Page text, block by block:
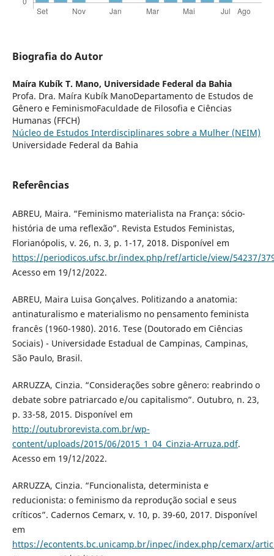
Biografia do Autor
Maíra Kubík T. Mano, Universidade Federal da Bahia
Profa. Dra. Maíra Kubík ManoDepartamento de Estudos de
Gênero e FeminismoFaculdade de Filosofia e Ciências
Humanas (FFCH)
Núcleo de Estudos Interdisciplinares sobre a Mulher (NEIM)
Universidade Federal da Bahia
Referências
ABREU, Maira. “Feminismo materialista na França: sócio-
história de uma reflexão”. Revista Estudos Feministas,
Florianópolis, v. 26, n. 3, p. 1-17, 2018. Disponível em
https://periodicos.ufsc.br/index.php/ref/article/view/54237/
Acesso em 19/12/2022.
ABREU, Maira Luisa Gonçalves. Politizando a anatomia:
antinaturalismo e materialismo no pensamento feminista
francês (1960-1980). 2016. Tese (Doutorado em Ciências
Sociais) - Universidade Estadual de Campinas, Campinas,
São Paulo, Brasil.
ARRUZZA, Cinzia. “Considerações sobre gênero: reabrindo o
debate sobre patriarcado e/ou capitalismo”. Outubro, n. 23,
p. 33-58, 2015. Disponível em
http://outubrorevista.com.br/wp-
content/uploads/2015/06/2015_1_04_Cinzia-Arruza.pdf.
Acesso em 19/12/2022.
ARRUZZA, Cinzia. “Funcionalista, determinista e
reducionista: o feminismo da reprodução social e seus
críticos”. Cadernos Cemarx, v. 10, p. 39-60, 2017. Disponível
em
https://econtents.bc.unicamp.br/inpec/index.php/cemarx/